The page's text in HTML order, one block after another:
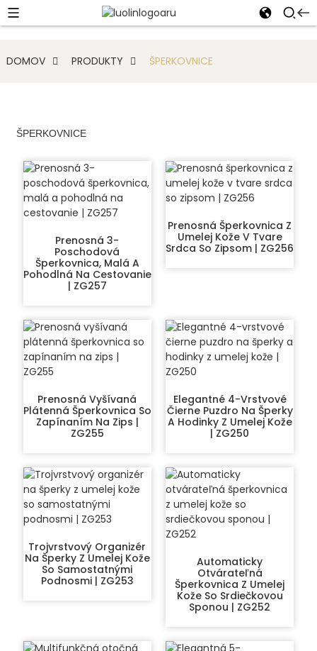
DOMOV PRODUKTY ŠPERKOVNICE
ŠPERKOVNICE
Prenosná 3-
Poschodová
Šperkovnica, Malá A
Pohodlná Na Cestovanie
| ZG257
Prenosná Šperkovnica Z
Umelej Kože V Tvare
Srdca So Zipsom | ZG256
Prenosná Vyšívaná
Plátenná Šperkovnica So
Zapínaním Na Zips |
ZG255
Elegantné 4-Vrstvové
Čierne Puzdro Na Šperky
A Hodinky Z Umelej Kože
| ZG250
Trojvrstvový Organizér
Na Šperky Z Umelej Kože
So Samostatnými
Podnosmi | ZG253
Automaticky
Otvárateľná
Šperkovnica Z Umelej
Kože So Srdiečkovou
Sponou | ZG252